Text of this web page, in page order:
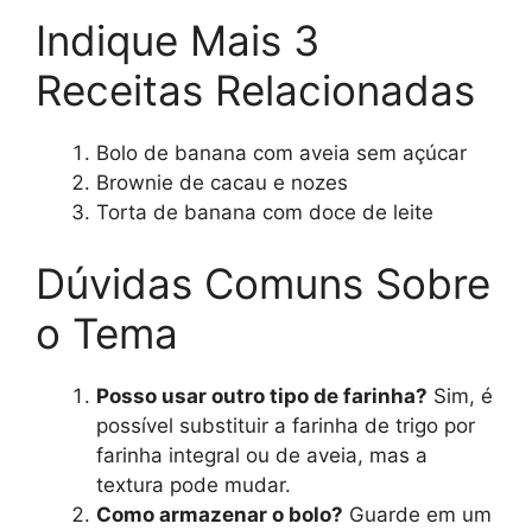
Indique Mais 3
Receitas Relacionadas
Bolo de banana com aveia sem açúcar
Brownie de cacau e nozes
Torta de banana com doce de leite
Dúvidas Comuns Sobre
o Tema
Posso usar outro tipo de farinha? Sim, é
possível substituir a farinha de trigo por
farinha integral ou de aveia, mas a
textura pode mudar.
Como armazenar o bolo? Guarde em um